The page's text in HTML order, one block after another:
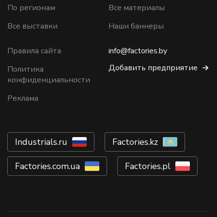
По регионам
Все выставки
Все материалы
Наши баннеры
Правила сайта
Политика
конфиденциальности
Реклама
info@factories.by
Добавить предприятие
Industrials.ru Factories.kz
Factories.com.ua Factories.pl